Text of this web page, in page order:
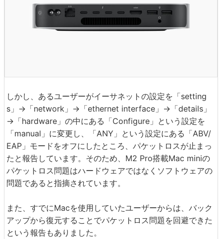
しかし、あるユーザーがイーサネットの設定を「setting
s」→「network」→「ethernet interface」→「details」
→「hardware」の中にある「Configure」という設定を
「manual」に変更し、「ANY」という設定にある「ABV/
EAP」モードをオフにしたところ、パケットロスが止まっ
たと報告しています。そのため、M2 Pro搭載Mac miniの
パケットロス問題はハードウェアではなくソフトウェアの
問題であると指摘されています。
また、すでにMacを使用していたユーザーからは、バック
アップから復元することでパケットロス問題を回避できた
という報告もありました。